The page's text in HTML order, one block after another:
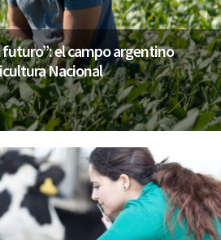
el campo argentino
Nacional